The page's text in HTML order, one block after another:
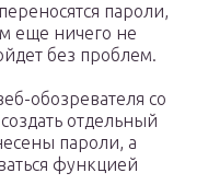
пароли,
еще ничего не
без проблем.
обозревателя со
отдельный
пароли, а
функцией